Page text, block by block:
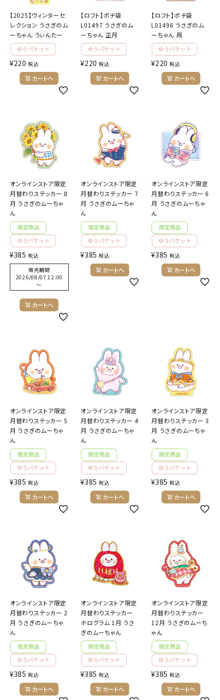
お問い合わせ
ACCOUNT MENU
ようこそ ゲスト 様
meeting_room ログイン person 会員登録
公式 デコ部 公式
【2025】ウィンターセ
レクション うさぎのム
ーちゃん うぃんたー
¥220 税込
カートへ
【ロフト】ポチ袋
L01497 うさぎのム
ーちゃん 正月
¥220 税込
カートへ
【ロフト】ポチ袋
L01496 うさぎのム
ーちゃん 凧
¥220 税込
カートへ
オンラインストア限定
月替わりステッカー 8
月 うさぎのムーちゃ
ん
¥385 税込
販売期間
2026/08/07 12:00
〜
カートへ
オンラインストア限定
月替わりステッカー 7
月 うさぎのムーちゃ
ん
¥385 税込
カートへ
オンラインストア限定
月替わりステッカー 6
月 うさぎのムーちゃ
ん
¥385 税込
カートへ
オンラインストア限定
月替わりステッカー 5
月 うさぎのムーちゃ
ん
¥385 税込
カートへ
オンラインストア限定
月替わりステッカー 4
月 うさぎのムーちゃ
ん
¥385 税込
カートへ
オンラインストア限定
月替わりステッカー 3
月 うさぎのムーちゃ
ん
¥385 税込
カートへ
オンラインストア限定
月替わりステッカー 2
月 うさぎのムーちゃ
ん
¥385 税込
カートへ
オンラインストア限定
月替わりステッカー
ホログラム 1月 うさ
ぎのムーちゃん
¥385 税込
カートへ
オンラインストア限定
月替わりステッカー
12月 うさぎのムーち
ゃん
¥385 税込
カートへ